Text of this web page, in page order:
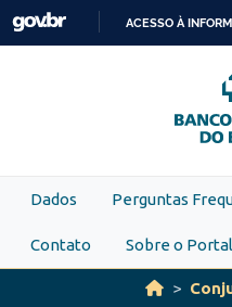
Skip to main content
ACESSO À
Dados Perguntas
Contato Sobre o Portal